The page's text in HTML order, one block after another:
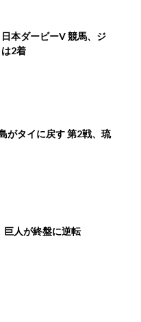
本ダービーV 競馬、ジ
2着
がタイに戻す 第2戦、琉
人が終盤に逆転